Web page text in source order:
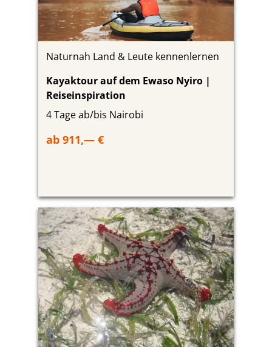
Naturnah Land & Leute kennenlernen
Kayaktour auf dem Ewaso Nyiro |
Reiseinspiration
4 Tage ab/bis Nairobi
ab 911,— €